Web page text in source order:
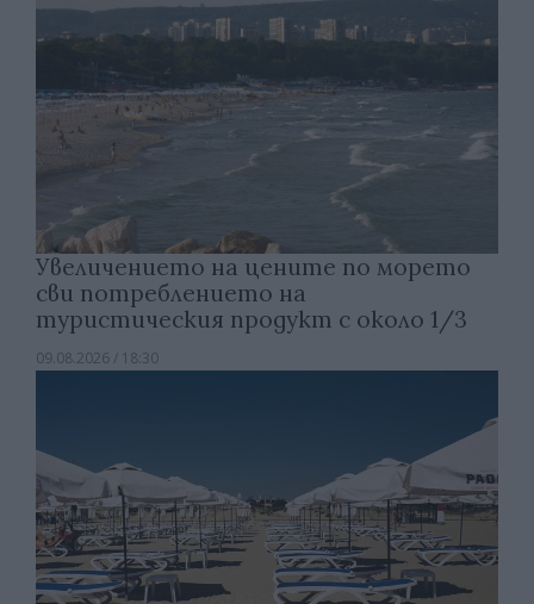
Увеличението на цените по морето
сви потреблението на
туристическия продукт с около 1/3
09.08.2026 / 18:30